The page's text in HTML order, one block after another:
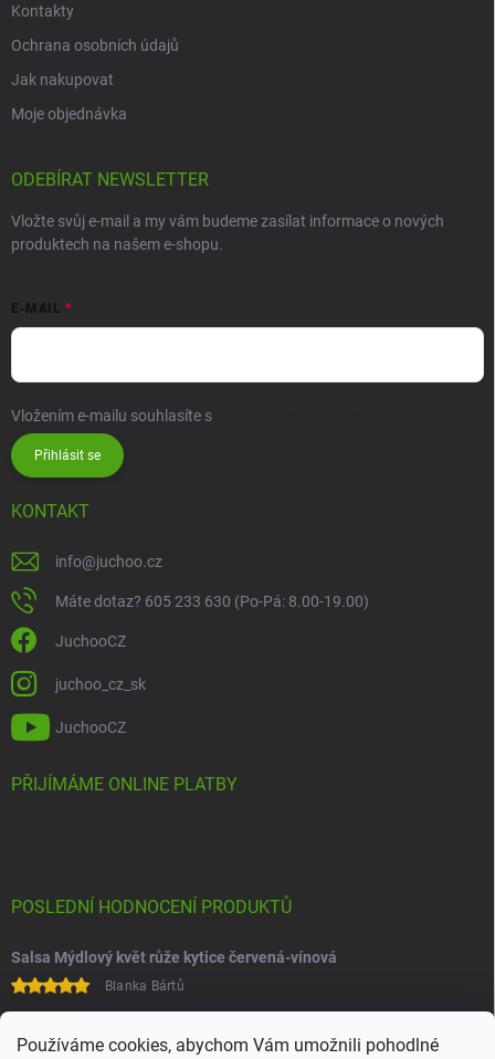
Používáme cookies, abychom Vám umožnili pohodlné
Kontakty
Ochrana osobních údajů
Jak nakupovat
Moje objednávka
ODEBÍRAT NEWSLETTER
Vložte svůj e-mail a my vám budeme zasílat informace o nových
produktech na našem e-shopu.
E-MAIL
Vložením e-mailu souhlasíte s
Přihlásit se
KONTAKT
info@juchoo.cz
Máte dotaz? 605 233 630 (Po-Pá: 8.00-19.00)
JuchooCZ
juchoo_cz_sk
JuchooCZ
PŘIJÍMÁME ONLINE PLATBY
POSLEDNÍ HODNOCENÍ PRODUKTŮ
Salsa Mýdlový květ růže kytice červená-vínová
Blanka Bártů